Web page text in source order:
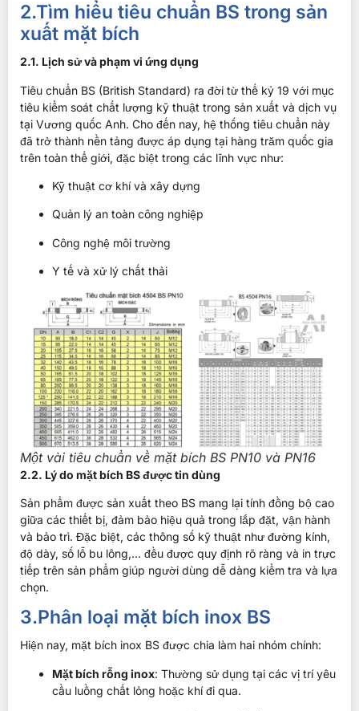
2.Tìm hiểu tiêu chuẩn BS trong sản
xuất mặt bích
2.1. Lịch sử và phạm vi ứng dụng
Tiêu chuẩn BS (British Standard) ra đời từ thế kỷ 19 với mục
tiêu kiểm soát chất lượng kỹ thuật trong sản xuất và dịch vụ
tại Vương quốc Anh. Cho đến nay, hệ thống tiêu chuẩn này
đã trở thành nền tảng được áp dụng tại hàng trăm quốc gia
trên toàn thế giới, đặc biệt trong các lĩnh vực như:
Kỹ thuật cơ khí và xây dựng
Quản lý an toàn công nghiệp
Công nghệ môi trường
Y tế và xử lý chất thải
Một vài tiêu chuẩn về mặt bích BS PN10 và PN16
2.2. Lý do mặt bích BS được tin dùng
Sản phẩm được sản xuất theo BS mang lại tính đồng bộ cao
giữa các thiết bị, đảm bảo hiệu quả trong lắp đặt, vận hành
và bảo trì. Đặc biệt, các thông số kỹ thuật như đường kính,
độ dày, số lỗ bu lông,… đều được quy định rõ ràng và in trực
tiếp trên sản phẩm giúp người dùng dễ dàng kiểm tra và lựa
chọn.
3.Phân loại mặt bích inox BS
Hiện nay, mặt bích inox BS được chia làm hai nhóm chính:
Mặt bích rỗng inox: Thường sử dụng tại các vị trí yêu
cầu luồng chất lỏng hoặc khí đi qua.